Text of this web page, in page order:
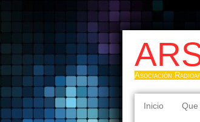
Asociación
Inicio Que